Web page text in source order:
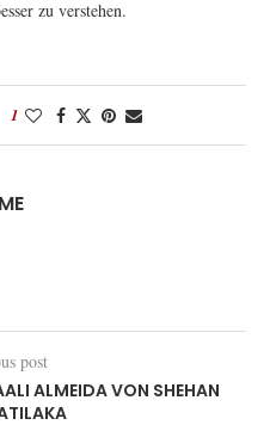
zu verstehen.
1
post
ALMEIDA VON SHEHAN